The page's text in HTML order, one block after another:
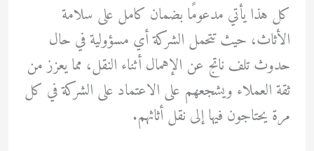
كل هذا يأتي مدعومًا بضمان كامل على سلامة
الأثاث، حيث تتحمل الشركة أي مسؤولية في حال
حدوث تلف ناتج عن الإهمال أثناء النقل، مما يعزز من
ثقة العملاء ويشجعهم على الاعتماد على الشركة في كل
مرة يحتاجون فيها إلى نقل أثاثهم.